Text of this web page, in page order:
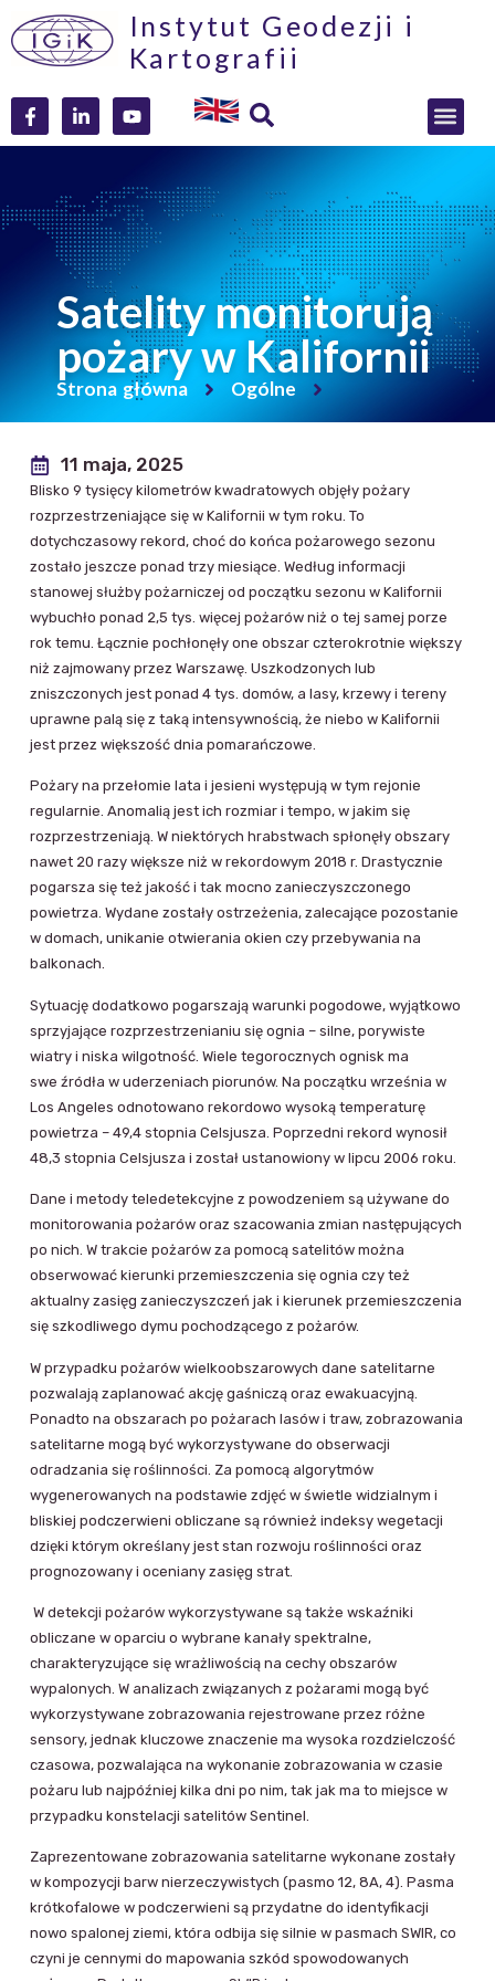
Instytut Geodezji i
Kartografii
Satelity monitorują
pożary w Kalifornii
Strona główna Ogólne
11 maja, 2025
Blisko 9 tysięcy kilometrów kwadratowych objęły pożary
rozprzestrzeniające się w Kalifornii w tym roku. To
dotychczasowy rekord, choć do końca pożarowego sezonu
zostało jeszcze ponad trzy miesiące. Według informacji
stanowej służby pożarniczej od początku sezonu w Kalifornii
wybuchło ponad 2,5 tys. więcej pożarów niż o tej samej porze
rok temu. Łącznie pochłonęły one obszar czterokrotnie większy
niż zajmowany przez Warszawę. Uszkodzonych lub
zniszczonych jest ponad 4 tys. domów, a lasy, krzewy i tereny
uprawne palą się z taką intensywnością, że niebo w Kalifornii
jest przez większość dnia pomarańczowe.
Pożary na przełomie lata i jesieni występują w tym rejonie
regularnie. Anomalią jest ich rozmiar i tempo, w jakim się
rozprzestrzeniają. W niektórych hrabstwach spłonęły obszary
nawet 20 razy większe niż w rekordowym 2018 r. Drastycznie
pogarsza się też jakość i tak mocno zanieczyszczonego
powietrza. Wydane zostały ostrzeżenia, zalecające pozostanie
w domach, unikanie otwierania okien czy przebywania na
balkonach.
Sytuację dodatkowo pogarszają warunki pogodowe, wyjątkowo
sprzyjające rozprzestrzenianiu się ognia – silne, porywiste
wiatry i niska wilgotność. Wiele tegorocznych ognisk ma
swe źródła w uderzeniach piorunów. Na początku września w
Los Angeles odnotowano rekordowo wysoką temperaturę
powietrza – 49,4 stopnia Celsjusza. Poprzedni rekord wynosił
48,3 stopnia Celsjusza i został ustanowiony w lipcu 2006 roku.
Dane i metody teledetekcyjne z powodzeniem są używane do
monitorowania pożarów oraz szacowania zmian następujących
po nich. W trakcie pożarów za pomocą satelitów można
obserwować kierunki przemieszczenia się ognia czy też
aktualny zasięg zanieczyszczeń jak i kierunek przemieszczenia
się szkodliwego dymu pochodzącego z pożarów.
W przypadku pożarów wielkoobszarowych dane satelitarne
pozwalają zaplanować akcję gaśniczą oraz ewakuacyjną.
Ponadto na obszarach po pożarach lasów i traw, zobrazowania
satelitarne mogą być wykorzystywane do obserwacji
odradzania się roślinności. Za pomocą algorytmów
wygenerowanych na podstawie zdjęć w świetle widzialnym i
bliskiej podczerwieni obliczane są również indeksy wegetacji
dzięki którym określany jest stan rozwoju roślinności oraz
prognozowany i oceniany zasięg strat.
W detekcji pożarów wykorzystywane są także wskaźniki
obliczane w oparciu o wybrane kanały spektralne,
charakteryzujące się wrażliwością na cechy obszarów
wypalonych. W analizach związanych z pożarami mogą być
wykorzystywane zobrazowania rejestrowane przez różne
sensory, jednak kluczowe znaczenie ma wysoka rozdzielczość
czasowa, pozwalająca na wykonanie zobrazowania w czasie
pożaru lub najpóźniej kilka dni po nim, tak jak ma to miejsce w
przypadku konstelacji satelitów Sentinel.
Zaprezentowane zobrazowania satelitarne wykonane zostały
w kompozycji barw nierzeczywistych (pasmo 12, 8A, 4). Pasma
krótkofalowe w podczerwieni są przydatne do identyfikacji
nowo spalonej ziemi, która odbija się silnie w pasmach SWIR, co
czyni je cennymi do mapowania szkód spowodowanych